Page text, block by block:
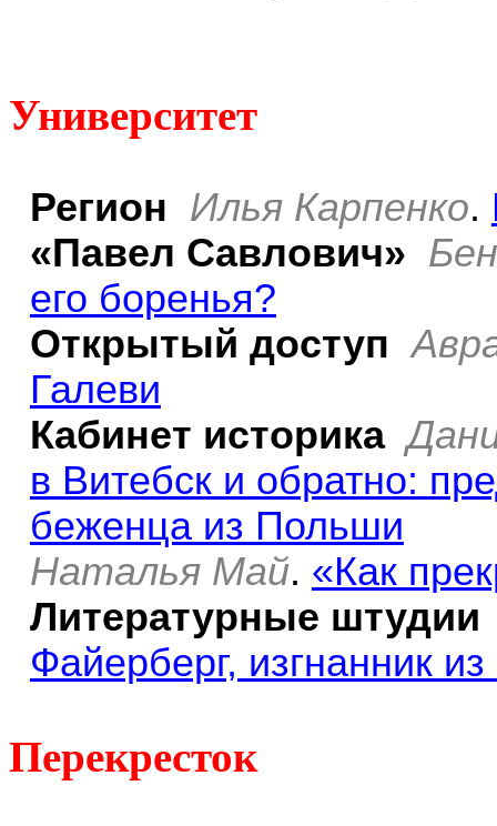
Университет
Регион Илья Карпенко.
«Павел Савлович»
его боренья?
Открытый доступ
Галеви
Кабинет историка
в Витебск и обратно:
беженца из Польши
Наталья Май. «Как
Литературные штудии
Файерберг, изгнанник
Перекресток